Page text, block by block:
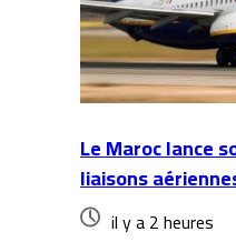
Le Maroc lance
liaisons
il y a 2 heures